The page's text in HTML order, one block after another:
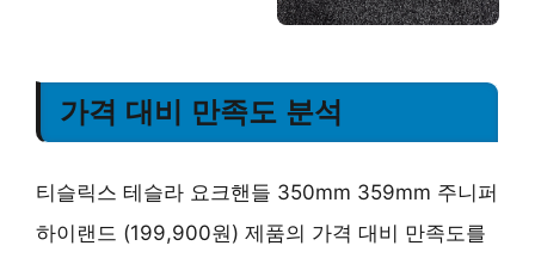
가격 대비 만족도 분석
티슬릭스 테슬라 요크핸들 350mm 359mm 주니퍼
하이랜드 (199,900원) 제품의 가격 대비 만족도를